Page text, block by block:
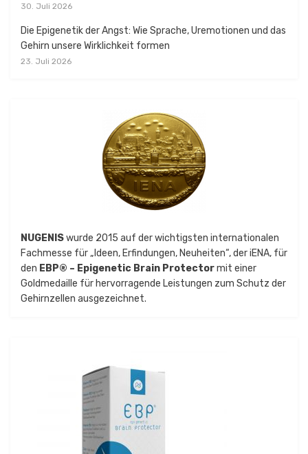
30. Juli 2026
Die Epigenetik der Angst: Wie Sprache, Uremotionen und das
Gehirn unsere Wirklichkeit formen
23. Juli 2026
NUGENISwurde 2015 auf der wichtigsten internationalen
Fachmesse für „Ideen, Erfindungen, Neuheiten“, der iENA, für
den EBP® – Epigenetic Brain Protectormit einer
Goldmedaille für hervorragende Leistungen zum Schutz der
Gehirnzellen ausgezeichnet.